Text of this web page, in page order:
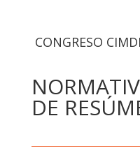
CONGRESO
DE